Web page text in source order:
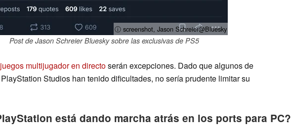
ⓘ screenshot, Jason Schreier@Bluesky
Post de Jason Schreier Bluesky sobre las exclusivas de PS5
juegos multijugador en directoserán excepciones. Dado que algunos de
Studios han tenido dificultades, no sería prudente limitar su
está dando marcha atrás en los ports para PC?